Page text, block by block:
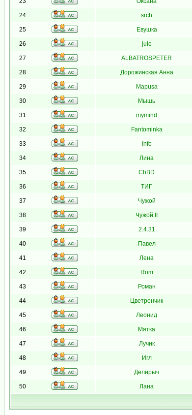
24 srch
25 Евушка
26 jule
27 ALBATROSPETER
28 Дорожинская Анна
29 Mapusa
30 Мышь
31 mymind
32 Fantominka
33 Info
34 Лина
35 ChBD
36 ТИГ
37 Чужой
38 Чужой II
39 2.4.31
40 Павел
41 Лена
42 Rom
43 Роман
44 Цветрончик
45 Леонид
46 Мятка
47 Лучик
48 Игл
49 Делирыч
50 Лана